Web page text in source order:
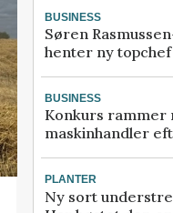
BUSINESS
Søren
henter ny topchef
BUSINESS
Konkurs rammer
maskinhandler
PLANTER
Ny sort